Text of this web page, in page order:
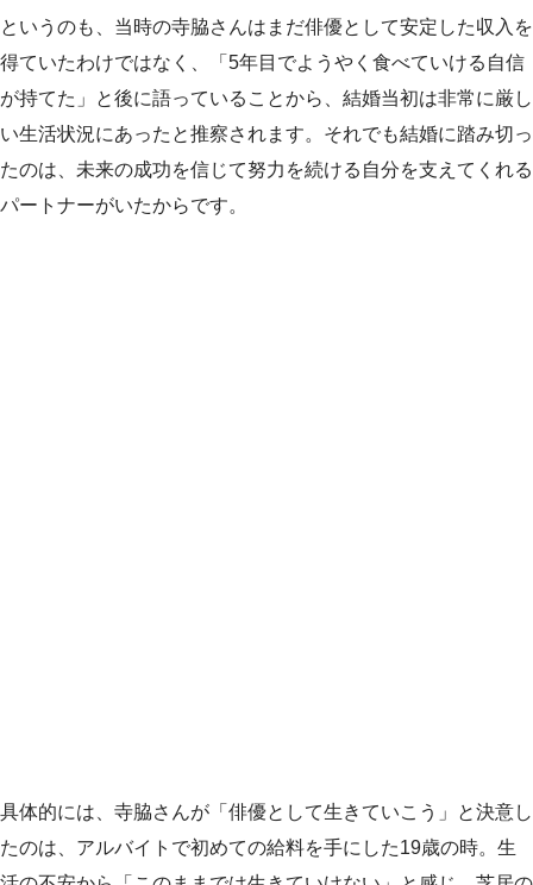
というのも、当時の寺脇さんはまだ俳優として安定した収入を
得ていたわけではなく、「5年目でようやく食べていける自信
が持てた」と後に語っていることから、結婚当初は非常に厳し
い生活状況にあったと推察されます。それでも結婚に踏み切っ
たのは、未来の成功を信じて努力を続ける自分を支えてくれる
パートナーがいたからです。
具体的には、寺脇さんが「俳優として生きていこう」と決意し
たのは、アルバイトで初めての給料を手にした19歳の時。生